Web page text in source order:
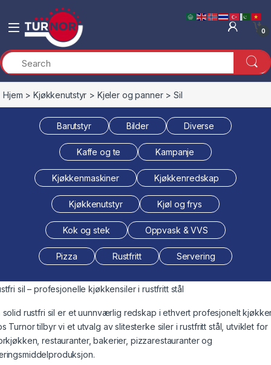
Skip to navigation
Skip to content
0
Hjem >Kjøkkenutstyr > Kjeler og panner> Sil
Barutstyr Bilder Diverse
Kaffe og te Kampanje
Kjøkkenmaskiner Kjøkkenredskap
Kjøkkenutstyr Kjøl og frys
Kok og stek Oppvask & VVS
Pizza Rustfritt Servering
sil – profesjonelle kjøkkensiler i rustfritt stål
solid rustfri sil er et uunnværlig redskap i ethvert profesjonelt
Turnor tilbyr vi et utvalg av slitesterke siler i rustfritt stål, utviklet for
restauranter, bakerier, pizzarestauranter og